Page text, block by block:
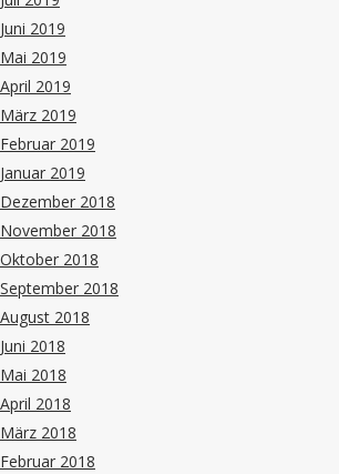
Juni 2019
Mai 2019
April 2019
März 2019
Februar 2019
Januar 2019
Dezember 2018
November 2018
Oktober 2018
September 2018
August 2018
Juni 2018
Mai 2018
April 2018
März 2018
Februar 2018